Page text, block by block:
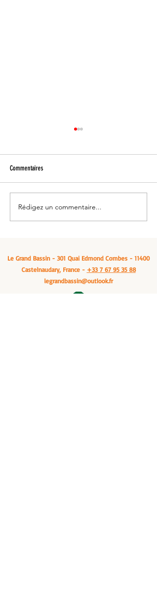
Venez vous ressourcer: Le grand
bassin, à Castelnaudary
Commentaires
Rédigez un commentaire...
Le Grand Bassin - 301 Quai Edmond Combes - 11400
Castelnaudary, France - +33 7 67 95 35 88
legrandbassin@outlook.fr